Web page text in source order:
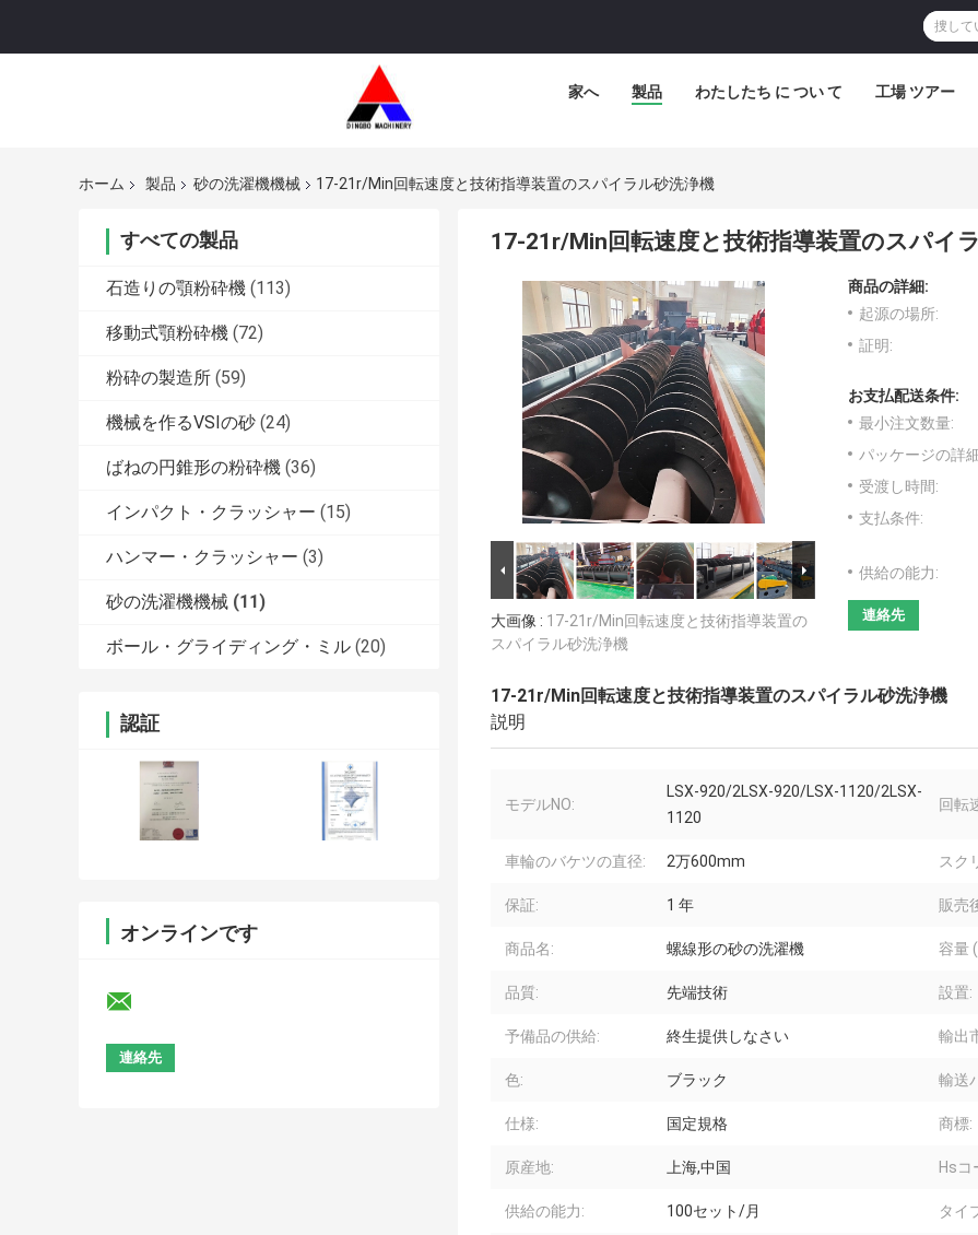
家へ 製品 わたしたち に つい て 工場 ツアー
ホーム 製品 砂の洗濯機機械 17-21r/Min回転速度と技術指導装置のスパイラル砂洗浄機
すべての製品
石造りの顎粉砕機 (113)
移動式顎粉砕機 (72)
粉砕の製造所 (59)
機械を作るVSIの砂 (24)
ばねの円錐形の粉砕機 (36)
インパクト・クラッシャー (15)
ハンマー・クラッシャー (3)
砂の洗濯機機械 (11)
ボール・グライディング・ミル (20)
認証
オンラインです
17-21r/Min回転速度と技術指導装置のスパイ
大画像 : 17-21r/Min回転速度と技術指導装置の
スパイラル砂洗浄機
商品の詳細:
起源の場所:
証明:
お支払配送条件:
最小注文数量:
パッケージの詳
受渡し時間:
支払条件:
供給の能力:
連絡先
17-21r/Min回転速度と技術指導装置のスパイラル砂洗浄機
説明
モデルNO:
LSX-920/2LSX-920/LSX-1120/2LSX-
1120
回転
車輪のバケツの直径: 2万600mm スク
保証: 1 年 販売
商品名: 螺線形の砂の洗濯機 容量
品質: 先端技術 設置:
予備品の供給: 終生提供しなさい 輸出
色: ブラック 輸送
仕様: 国定規格 商標:
原産地: 上海,中国 Hsコ
供給の能力: 100セット/月 タイ